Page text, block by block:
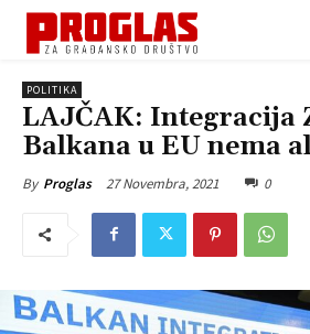
POLITIKA
LAJČAK: Integracija
Balkana u EU nema
By Proglas 27 Novembra, 2021 0